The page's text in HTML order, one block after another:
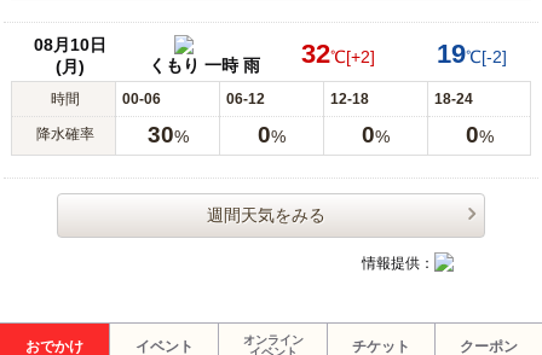
08月10日
(月)
くもり 一時 雨 32℃[+2] 19℃[-2]
時間 00-06 06-12 12-18 18-24
降水確率 30% 0% 0% 0%
週間天気をみる
情報提供：
おでかけ イベント
オンライン
チケット クーポン